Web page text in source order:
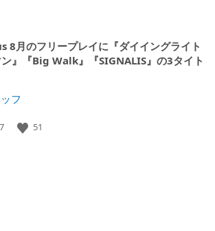
月のフリープレイに『ダイイングライト
』『Big Walk』『SIGNALIS』の3タイト
フ
7 51